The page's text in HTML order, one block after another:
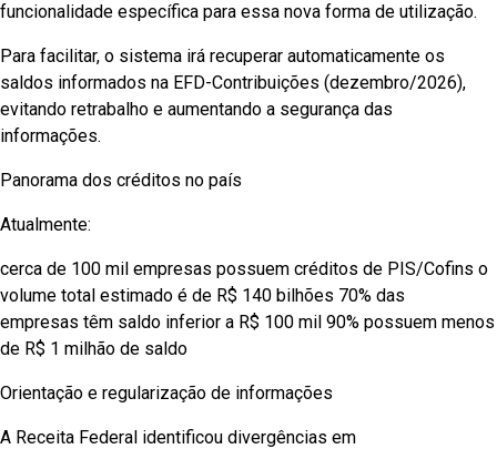
funcionalidade específica para essa nova forma de utilização.
Para facilitar, o sistema irá recuperar automaticamente os
saldos informados na EFD-Contribuições (dezembro/2026),
evitando retrabalho e aumentando a segurança das
informações.
Panorama dos créditos no país
Atualmente:
cerca de 100 mil empresas possuem créditos de PIS/Cofins o
volume total estimado é de R$ 140 bilhões 70% das
empresas têm saldo inferior a R$ 100 mil 90% possuem menos
de R$ 1 milhão de saldo
Orientação e regularização de informações
A Receita Federal identificou divergências em